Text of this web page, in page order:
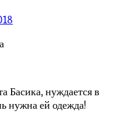
Басика, нуждается в
нужна ей одежда!